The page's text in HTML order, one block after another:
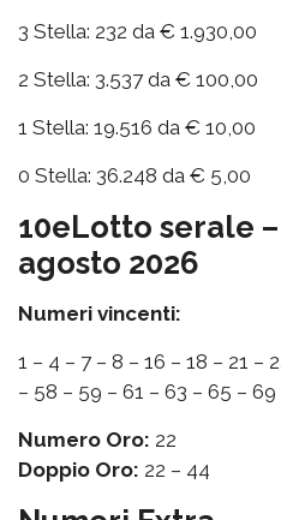
3 Stella: 232 da € 1.930,00
2 Stella: 3.537 da € 100,00
1 Stella: 19.516 da € 10,00
0 Stella: 36.248 da € 5,00
10eLotto serale
agosto 2026
Numeri vincenti:
1 – 4 – 7 – 8 – 16 – 18 – 21 –
– 58 – 59 – 61 – 63 – 65 – 69
Numero Oro: 22
Doppio Oro: 22 – 44